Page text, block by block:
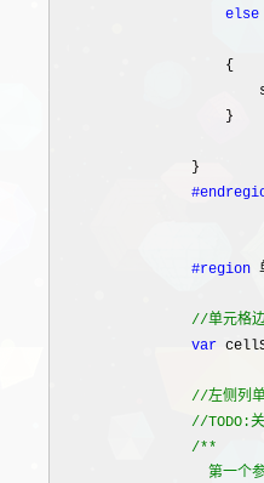
else
                    {
                    }
                }
#region
//单元格
var
//左侧列
//TODO:
/**
第一个参